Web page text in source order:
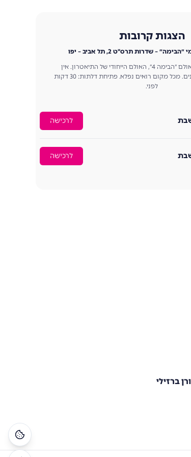
הצגות קרובות
– שדרות תרס"ט 2, תל אביב – יפו
ההצגה מתרחשת באולם ״הבימה 4״, האולם הייחודי של התיאטרון. אין
באולם מקומות מסומנים. מכל מקום רואים נפלא. פתיחת דלתות: 30 דקות
לפני.
לרכישה
לרכישה
ברזילי